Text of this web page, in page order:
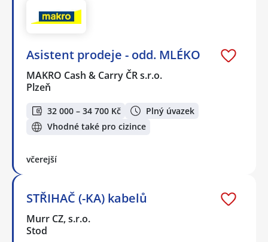
Asistent prodeje - odd. MLÉKO
MAKRO Cash & Carry ČR s.r.o.
Plzeň
32 000 – 34 700 Kč
Plný úvazek
Vhodné také pro cizince
včerejší
STŘIHAČ (-KA) kabelů
Murr CZ, s.r.o.
Stod